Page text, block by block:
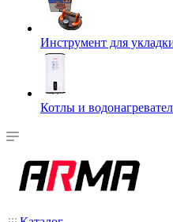
Инструмент для
Котлы и